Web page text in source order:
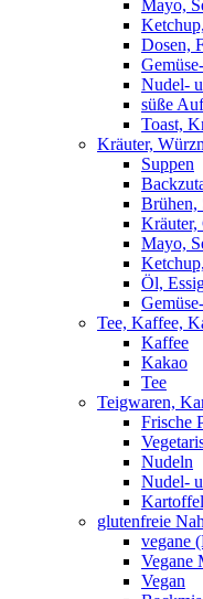
Mayo,
Dosen,
Nudel-
süße
Toast,
Kräuter,
Suppen
Brühen,
Kräuter,
Mayo,
Öl,
Tee, Kaffee,
Kaffee
Kakao
Tee
Teigwaren,
Frische
Nudeln
Nudel-
glutenfreie
vegane
Vegane
Vegan